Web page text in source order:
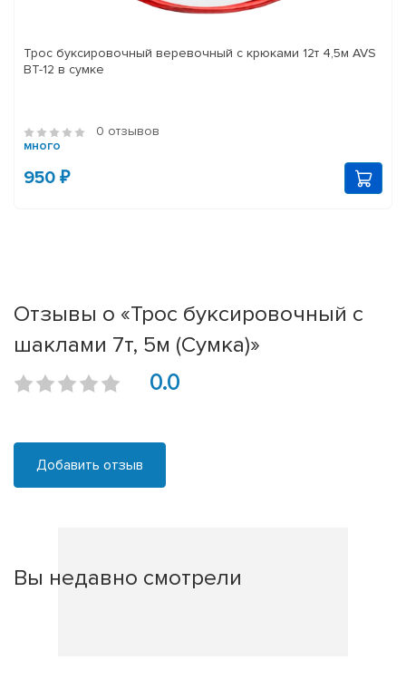
Трос буксировочный веревочный с крюками 12т 4,5м AVS
BT-12 в сумке
0 отзывов
много
950 ₽
Отзывы о «Трос буксировочный с
шаклами 7т, 5м (Сумка)»
0.0
Добавить отзыв
Вы недавно смотрели